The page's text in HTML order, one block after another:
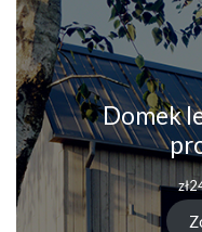
Domek
zł